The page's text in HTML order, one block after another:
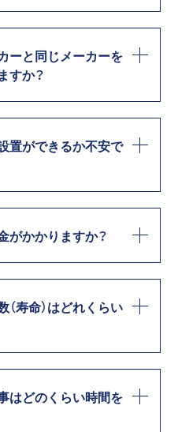
ーと同じメーカーを
すか？
置ができるか不安で
がかかりますか？
寿命）はどれくらい
はどのくらい時間を